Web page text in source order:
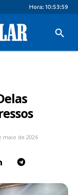
Hora: 10:54:00
maio de 2026